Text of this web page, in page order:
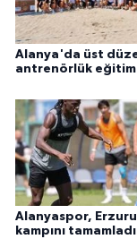
Alanya'da üst
antrenörlük
Alanyaspor,
kampını tamamladı